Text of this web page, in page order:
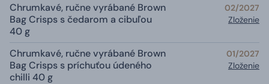
Chrumkavé, ručne vyrábané Brown
Bag Crisps s čedarom a cibuľou
40 g
02/2027
Zloženie
Chrumkavé, ručne vyrábané Brown
Bag Crisps s príchuťou údeného
chilli 40 g
01/2027
Zloženie